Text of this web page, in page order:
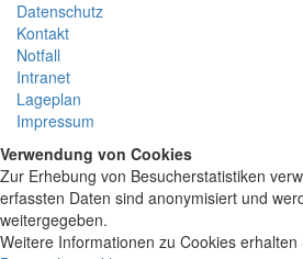
Datenschutz
Kontakt
Notfall
Intranet
Lageplan
Impressum
Verwendung von Cookies
Zur Erhebung von Besucherstatistiken
erfassten Daten sind anonymisiert und
weitergegeben.
Weitere Informationen zu Cookies